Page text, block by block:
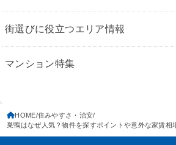
街選びに役立つエリア情報
マンション特集
HOME 住みやすさ・治安
巣鴨はなぜ人気？物件を探すポイントや意外な家賃相